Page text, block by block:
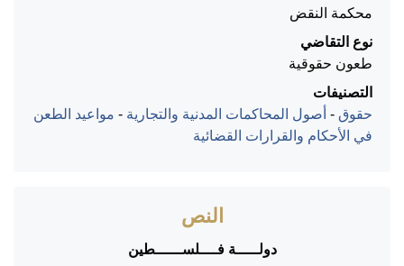
محكمة النقض
نوع التقاضي
طعون حقوقية
التصنيفات
حقوق - أصول المحاكمات المدنية والتجارية - مواعيد الطعن
في الأحكام والقرارات القضائية
النص
دولـــــة فــــلســــــطين